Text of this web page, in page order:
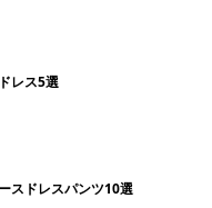
レス5選
スドレスパンツ10選